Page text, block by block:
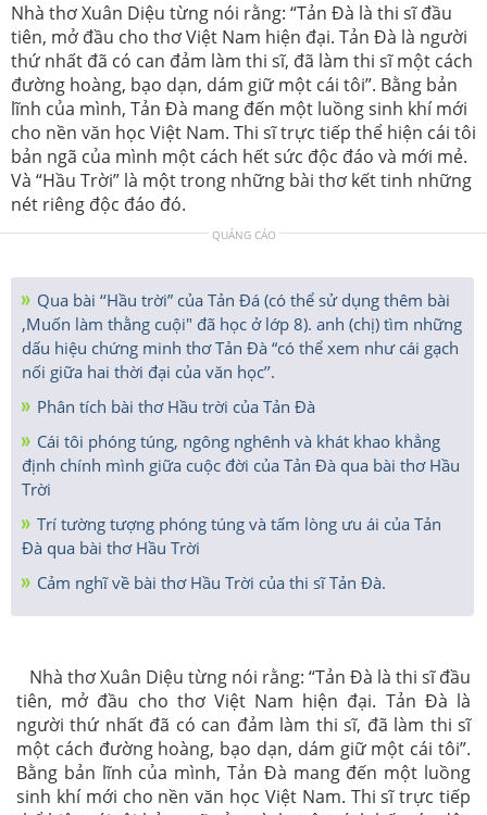
Nhà thơ Xuân Diệu từng nói rằng: “Tản Đà là thi sĩ đầu
tiên, mở đầu cho thơ Việt Nam hiện đại. Tản Đà là người
thứ nhất đã có can đảm làm thi sĩ, đã làm thi sĩ một cách
đường hoàng, bạo dạn, dám giữ một cái tôi”. Bằng bản
lĩnh của mình, Tản Đà mang đến một luồng sinh khí mới
cho nền văn học Việt Nam. Thi sĩ trực tiếp thể hiện cái tôi
bản ngã của mình một cách hết sức độc đáo và mới mẻ.
Và “Hầu Trời” là một trong những bài thơ kết tinh những
nét riêng độc đáo đó.
QUẢNG CÁO
Qua bài ‘‘Hầu trời” của Tản Đá (có thể sử dụng thêm bài
,Muốn làm thằng cuội" đã học ở lớp 8). anh (chị) tìm những
dấu hiệu chứng minh thơ Tản Đà “có thể xem như cái gạch
nối giữa hai thời đại của văn học’’.
Phân tích bài thơ Hầu trời của Tản Đà
Cái tôi phóng túng, ngông nghênh và khát khao khẳng
định chính mình giữa cuộc đời của Tản Đà qua bài thơ Hầu
Trời
Trí tường tượng phóng túng và tấm lòng ưu ái của Tản
Đà qua bài thơ Hầu Trời
Cảm nghĩ về bài thơ Hầu Trời của thi sĩ Tản Đà.
Nhà thơ Xuân Diệu từng nói rằng: “Tản Đà là thi sĩ đầu
tiên, mở đầu cho thơ Việt Nam hiện đại. Tản Đà là
người thứ nhất đã có can đảm làm thi sĩ, đã làm thi sĩ
một cách đường hoàng, bạo dạn, dám giữ một cái tôi”.
Bằng bản lĩnh của mình, Tản Đà mang đến một luồng
sinh khí mới cho nền văn học Việt Nam. Thi sĩ trực tiếp